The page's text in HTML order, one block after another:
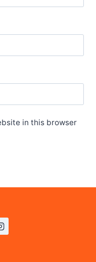
in this browser